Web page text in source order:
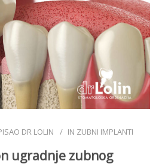
DR LOLIN IN ZUBNI IMPLANTI
ugradnje zubnog